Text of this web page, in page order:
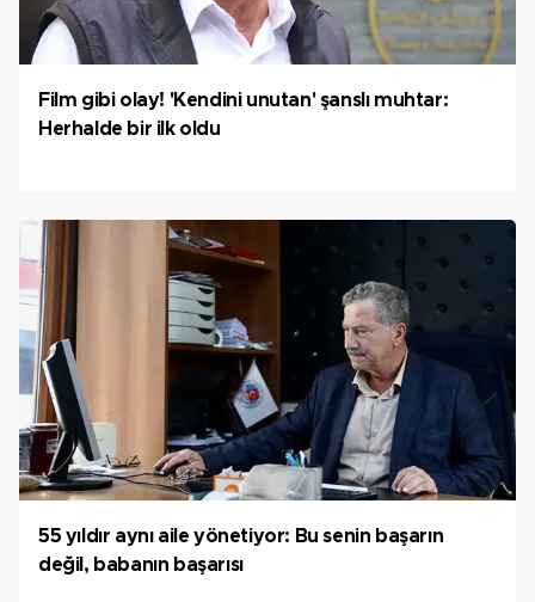
Film gibi olay! 'Kendini unutan' şanslı muhtar:
Herhalde bir ilk oldu
55 yıldır aynı aile yönetiyor: Bu senin başarın
değil, babanın başarısı